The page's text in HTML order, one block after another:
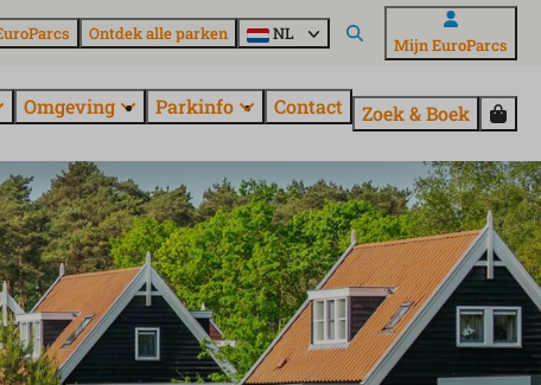
Ontdek alle parken NL
Mijn EuroParcs
Omgeving Parkinfo Contact Zoek & Boek